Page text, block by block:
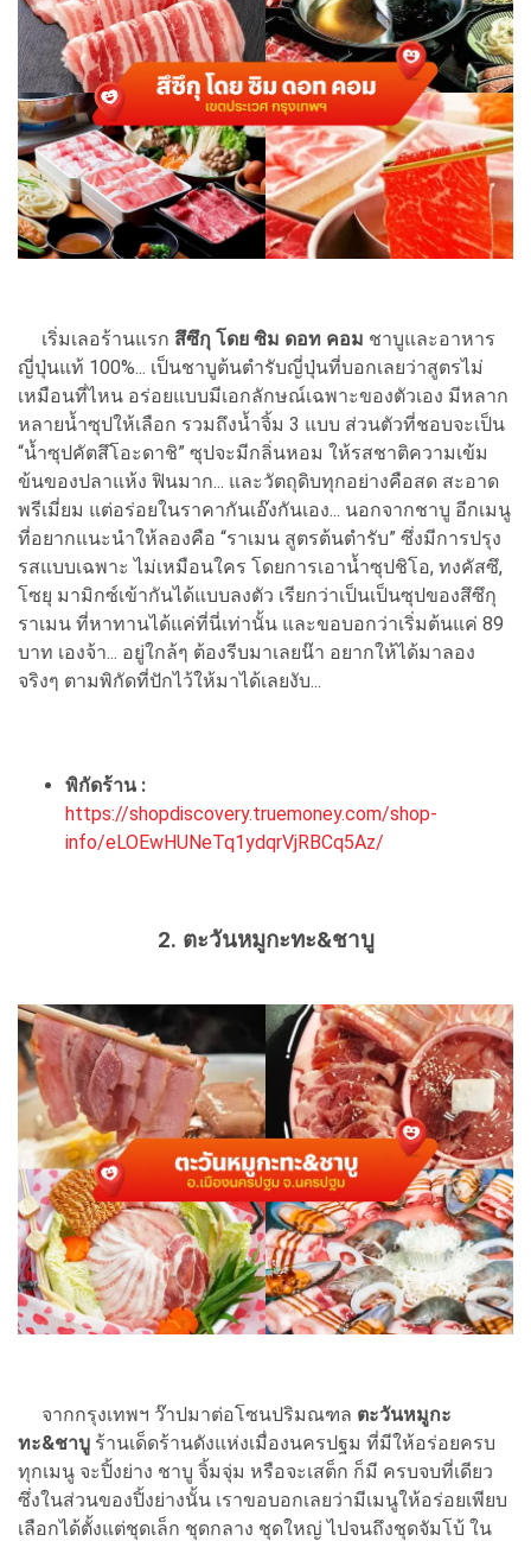
เริ่มเลอร้านแรก สึซึกุ โดย ซิม ดอท คอม ชาบูและอาหาร
ญี่ปุ่นแท้ 100%... เป็นชาบูต้นตำรับญี่ปุ่นที่บอกเลยว่าสูตรไม่
เหมือนที่ไหน อร่อยแบบมีเอกลักษณ์เฉพาะของตัวเอง มีหลาก
หลายน้ำซุปให้เลือก รวมถึงน้ำจิ้ม 3 แบบ ส่วนตัวที่ชอบจะเป็น
“น้ำซุปคัตสึโอะดาชิ” ซุปจะมีกลิ่นหอม ให้รสชาติความเข้ม
ข้นของปลาแห้ง ฟินมาก... และวัตถุดิบทุกอย่างคือสด สะอาด
พรีเมี่ยม แต่อร่อยในราคากันเอ๊งกันเอง... นอกจากชาบู อีกเมนู
ที่อยากแนะนำให้ลองคือ “ราเมน สูตรต้นตำรับ” ซึ่งมีการปรุง
รสแบบเฉพาะ ไม่เหมือนใคร โดยการเอาน้ำซุปชิโอ, ทงคัสซึ,
โซยุ มามิกซ์เข้ากันได้แบบลงตัว เรียกว่าเป็นเป็นซุปของสึซึกุ
ราเมน ที่หาทานได้แค่ที่นี่เท่านั้น และขอบอกว่าเริ่มต้นแค่ 89
บาท เองจ้า... อยู่ใกล้ๆ ต้องรีบมาเลยน๊า อยากให้ได้มาลอง
จริงๆ ตามพิกัดที่ปักไว้ให้มาได้เลยงับ...
พิกัดร้าน :
https://shopdiscovery.truemoney.com/shop-
info/eLOEwHUNeTq1ydqrVjRBCq5Az/
2. ตะวันหมูกะทะ&ชาบู
จากกรุงเทพฯ ว๊าปมาต่อโซนปริมณฑล ตะวันหมูกะ
ทะ&ชาบู ร้านเด็ดร้านดังแห่งเมื่องนครปฐม ที่มีให้อร่อยครบ
ทุกเมนู จะปิ้งย่าง ชาบู จิ้มจุ่ม หรือจะเสต็ก ก็มี ครบจบที่เดียว
ซึ่งในส่วนของปิ้งย่างนั้น เราขอบอกเลยว่ามีเมนูให้อร่อยเพียบ
เลือกได้ตั้งแต่ชุดเล็ก ชุดกลาง ชุดใหญ่ ไปจนถึงชุดจัมโบ้ ใน